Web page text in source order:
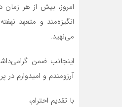
امروز، بیش از هر زمان
انگیزه‌مند و متعهد
می‌نهید.
اینجانب ضمن
آرزومندم و امیدوارم
با تقدیم احترام،